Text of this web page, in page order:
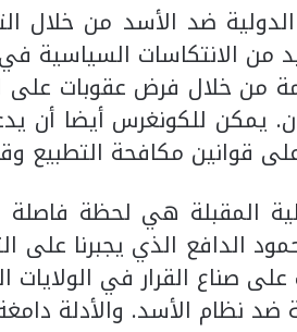
ضد الأسد من خلال
الانتكاسات السياسية في
من خلال فرض عقوبات على
يمكن للكونغرس أيضا أن
قوانين مكافحة التطبيع
المقبلة هي لحظة فاصلة
الدافع الذي يجبرنا على
صناع القرار في
نظام الأسد. والأدلة